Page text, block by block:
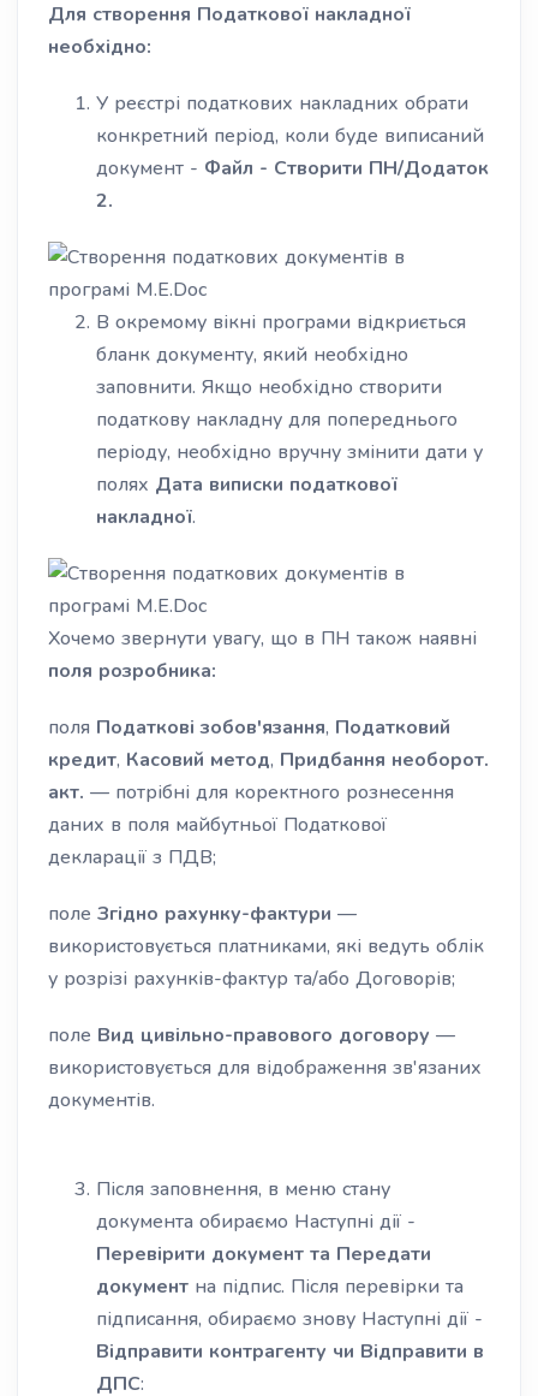
Для створення Податкової накладної
необхідно:
У реєстрі податкових накладних обрати
конкретний період, коли буде виписаний
документ - Файл - Створити ПН/Додаток
2.
В окремому вікні програми відкриється
бланк документу, який необхідно
заповнити. Якщо необхідно створити
податкову накладну для попереднього
періоду, необхідно вручну змінити дати у
полях Дата виписки податкової
накладної.
Хочемо звернути увагу, що в ПН також наявні
поля розробника:
поля Податкові зобов'язання, Податковий
кредит, Касовий метод, Придбання необорот.
акт. — потрібні для коректного рознесення
даних в поля майбутньої Податкової
декларації з ПДВ;
поле Згідно рахунку-фактури —
використовується платниками, які ведуть облік
у розрізі рахунків-фактур та/або Договорів;
поле Вид цивільно-правового договору —
використовується для відображення зв'язаних
документів.
Після заповнення, в меню стану
документа обираємо Наступні дії -
Перевірити документ та Передати
документ на підпис. Після перевірки та
підписання, обираємо знову Наступні дії -
Відправити контрагенту чи Відправити в
ДПС: